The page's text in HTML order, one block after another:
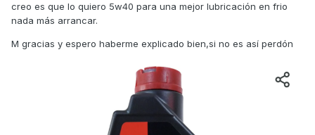
creo es que lo quiero 5w40 para una mejor lubricación en frio
nada más arrancar.
M gracias y espero haberme explicado bien,si no es así perdón